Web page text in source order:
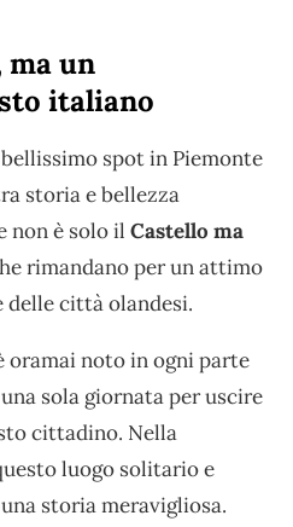
ma un
italiano
spot in Piemonte
storia e bellezza
è solo il Castello ma
rimandano per un attimo
città olandesi.
oramai noto in ogni parte
sola giornata per uscire
cittadino. Nella
luogo solitario e
storia meravigliosa.